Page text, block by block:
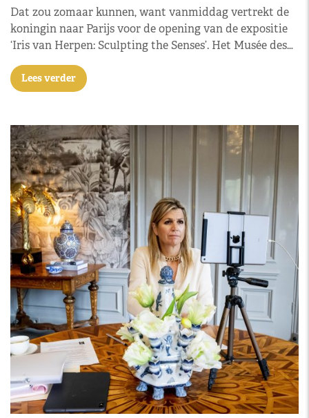
Dat zou zomaar kunnen, want vanmiddag vertrekt de
koningin naar Parijs voor de opening van de expositie
‘Iris van Herpen: Sculpting the Senses’. Het Musée des…
Lees verder